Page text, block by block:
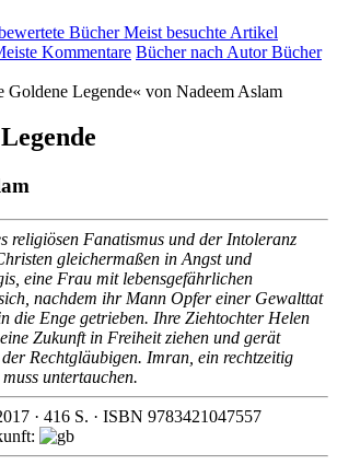
BücherMeist besuchte Artikel
Kommentare Bücher nach AutorBücher
religiösen Fanatismus und der Intoleranz
gleichermaßen in Angst und
eine Frau mit lebensgefährlichen
nachdem ihr Mann Opfer einer Gewalttat
die Enge getrieben. Ihre Ziehtochter Helen
Zukunft in Freiheit ziehen und gerät
Rechtgläubigen. Imran, ein rechtzeitig
untertauchen.
· 416 S. · ISBN 9783421047557